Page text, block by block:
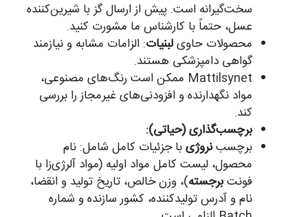
سخت‌گیرانه است. پیش از ارسال گز با شیرین‌کننده
عسل، حتماً با کارشناس ما مشورت کنید.
محصولات حاویلبنیات: الزامات مشابه و نیازمند
گواهی دامپزشکی هستند.
Mattilsynet ممکن است رنگ‌های مصنوعی،
مواد نگهدارنده و افزودنی‌های غیرمجاز را بررسی
کند.
برچسب‌گذاری (حیاتی):
برچسبنروژیبا جزئیات کامل شامل: نام
محصول، لیست کامل مواد اولیه (مواد آلرژی‌زا با
فونتبرجسته)، وزن خالص، تاریخ تولید و انقضا،
نام و آدرس تولیدکننده، کشور سازنده و شماره